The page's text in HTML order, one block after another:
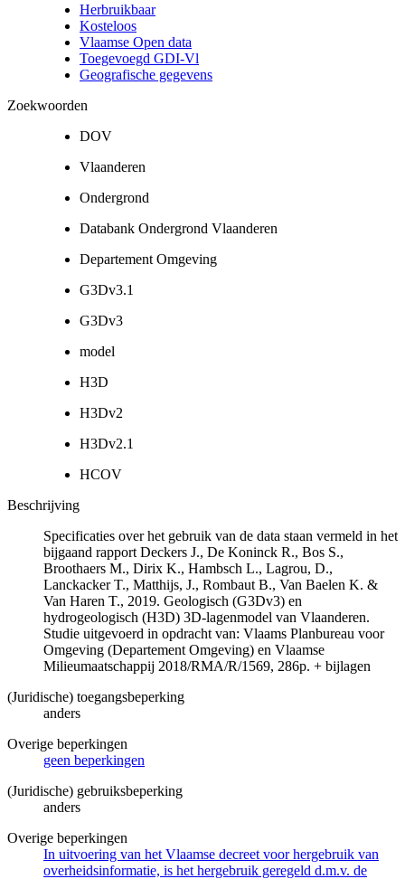
Herbruikbaar
Kosteloos
Vlaamse Open data
Toegevoegd GDI-Vl
Geografische gegevens
Zoekwoorden
DOV
Vlaanderen
Ondergrond
Databank Ondergrond Vlaanderen
Departement Omgeving
G3Dv3.1
G3Dv3
model
H3D
H3Dv2
H3Dv2.1
HCOV
Beschrijving
Specificaties over het gebruik van de data staan vermeld in het
bijgaand rapport Deckers J., De Koninck R., Bos S.,
Broothaers M., Dirix K., Hambsch L., Lagrou, D.,
Lanckacker T., Matthijs, J., Rombaut B., Van Baelen K. &
Van Haren T., 2019. Geologisch (G3Dv3) en
hydrogeologisch (H3D) 3D-lagenmodel van Vlaanderen.
Studie uitgevoerd in opdracht van: Vlaams Planbureau voor
Omgeving (Departement Omgeving) en Vlaamse
Milieumaatschappij 2018/RMA/R/1569, 286p. + bijlagen
(Juridische) toegangsbeperking
anders
Overige beperkingen
geen beperkingen
(Juridische) gebruiksbeperking
anders
Overige beperkingen
In uitvoering van het Vlaamse decreet voor hergebruik van
overheidsinformatie, is het hergebruik geregeld d.m.v. de